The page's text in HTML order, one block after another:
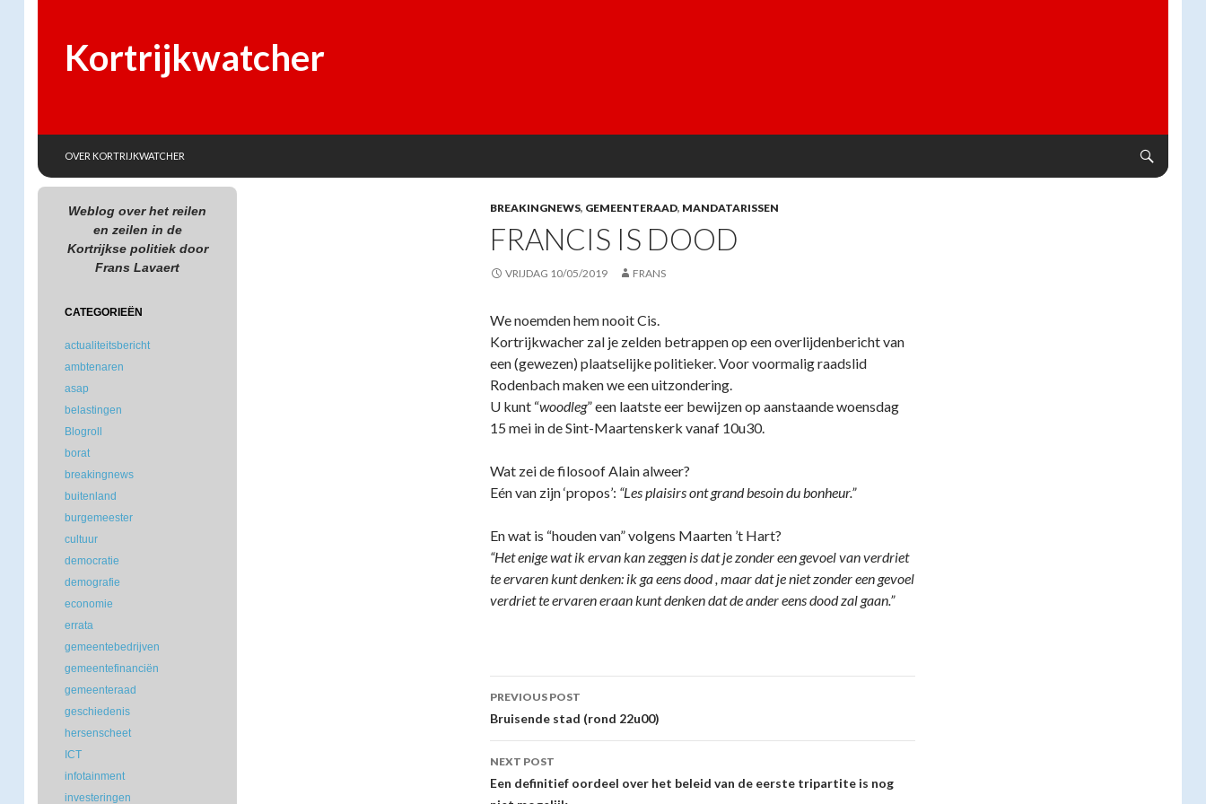
Kortrijkwatcher
OVER KORTRIJKWATCHER
BREAKINGNEWS, GEMEENTERAAD, MANDATARISSEN
FRANCIS IS DOOD
VRIJDAG 10/05/2019 FRANS
We noemden hem nooit Cis.
Kortrijkwacher zal je zelden betrappen op een overlijdenbericht van
een (gewezen) plaatselijke politieker. Voor voormalig raadslid
Rodenbach maken we een uitzondering.
U kunt “woodleg” een laatste eer bewijzen op aanstaande woensdag
15 mei in de Sint-Maartenskerk vanaf 10u30.
Wat zei de filosoof Alain alweer?
Eén van zijn ‘propos’: “Les plaisirs ont grand besoin du bonheur.”
En wat is “houden van” volgens Maarten ’t Hart?
“Het enige wat ik ervan kan zeggen is dat je zonder een gevoel van verdriet
te ervaren kunt denken: ik ga eens dood , maar dat je niet zonder een gevoel
verdriet te ervaren eraan kunt denken dat de ander eens dood zal gaan.”
Post
navigation
PREVIOUS POST
Bruisende stad (rond 22u00)
NEXT POST
Een definitief oordeel over het beleid van de eerste tripartite is nog
Weblog over het reilen
en zeilen in de
Kortrijkse politiek door
Frans Lavaert
CATEGORIEËN
actualiteitsbericht
ambtenaren
asap
belastingen
Blogroll
borat
breakingnews
buitenland
burgemeester
cultuur
democratie
demografie
economie
errata
gemeentebedrijven
gemeentefinanciën
gemeenteraad
geschiedenis
hersenscheet
ICT
infotainment
investeringen